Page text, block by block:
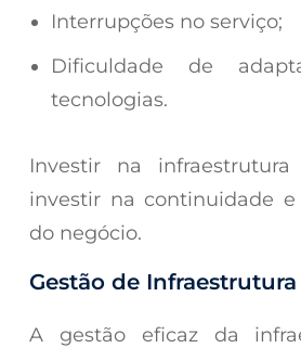
Interrupções no serviço;
Dificuldade de
tecnologias.
Investir na
investir na continuidade
do negócio.
Gestão de Infraestrutura
A gestão eficaz da